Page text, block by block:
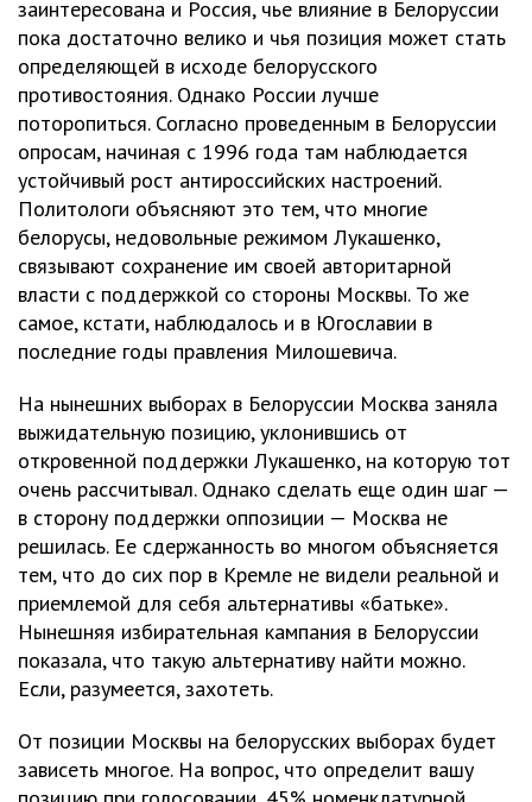
заинтересована и Россия, чье влияние в Белоруссии
пока достаточно велико и чья позиция может стать
определяющей в исходе белорусского
противостояния. Однако России лучше
поторопиться. Согласно проведенным в Белоруссии
опросам, начиная с 1996 года там наблюдается
устойчивый рост антироссийских настроений.
Политологи объясняют это тем, что многие
белорусы, недовольные режимом Лукашенко,
связывают сохранение им своей авторитарной
власти с поддержкой со стороны Москвы. То же
самое, кстати, наблюдалось и в Югославии в
последние годы правления Милошевича.
На нынешних выборах в Белоруссии Москва заняла
выжидательную позицию, уклонившись от
откровенной поддержки Лукашенко, на которую тот
очень рассчитывал. Однако сделать еще один шаг —
в сторону поддержки оппозиции — Москва не
решилась. Ее сдержанность во многом объясняется
тем, что до сих пор в Кремле не видели реальной и
приемлемой для себя альтернативы «батьке».
Нынешняя избирательная кампания в Белоруссии
показала, что такую альтернативу найти можно.
Если, разумеется, захотеть.
От позиции Москвы на белорусских выборах будет
зависеть многое. На вопрос, что определит вашу